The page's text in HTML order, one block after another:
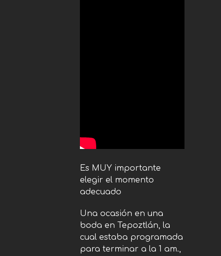
Es MUY importante
elegir el momento
adecuado
Una ocasión en una
boda en Tepoztlán, la
cual estaba programada
para terminar a la 1 am.,